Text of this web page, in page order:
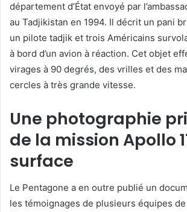
département d’État envoyé par
au Tadjikistan en 1994. Il décrit un pani
un pilote tadjik et trois Américains
à bord d’un avion à réaction. Cet objet
virages à 90 degrés, des vrilles et des
cercles à très grande vitesse.
Une photographie
de la mission Apollo
surface
Le Pentagone a en outre publié un
les témoignages de plusieurs équipes